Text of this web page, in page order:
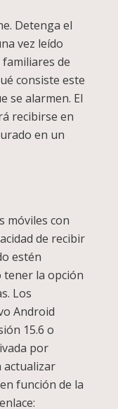
Detenga el
vez leído
de
consiste este
se alarmen. El
recibirse en
en un
móviles con
de recibir
estén
tener la opción
Los
Android
15.6 o
por
actualizar
función de la